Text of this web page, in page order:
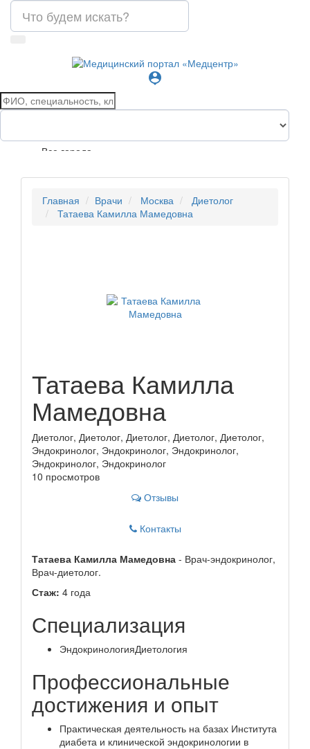
person_pin
Все города
Главная Врачи Москва
Диетолог
Татаева Камилла Мамедовна
Татаева Камилла
Мамедовна
Диетолог, Диетолог, Диетолог, Диетолог, Диетолог,
Эндокринолог, Эндокринолог, Эндокринолог,
Эндокринолог, Эндокринолог
10 просмотров
Отзывы
Контакты
Татаева Камилла Мамедовна - Врач-эндокринолог,
Врач-диетолог.
Стаж: 4 года
Специализация
ЭндокринологияДиетология
Профессиональные
достижения и опыт
Практическая деятельность на базах Института
диабета и клинической эндокринологии в